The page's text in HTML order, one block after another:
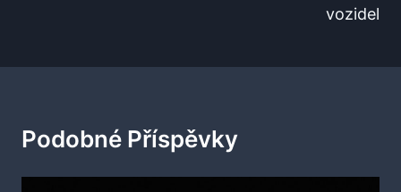
vozidel
Podobné Příspěvky